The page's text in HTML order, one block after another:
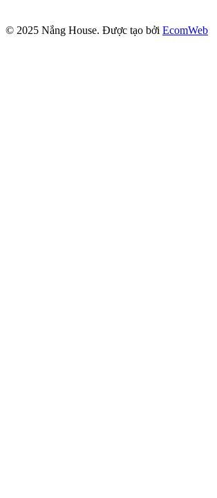
© 2025 Nắng House. Được tạo bởi EcomWeb